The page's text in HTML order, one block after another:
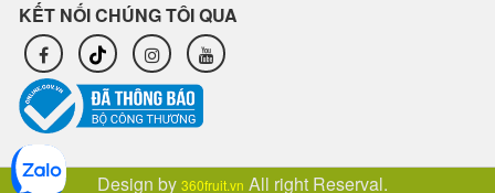
KẾT NỐI CHÚNG TÔI QUA
Design by 360fruit.vn All right Reserval.